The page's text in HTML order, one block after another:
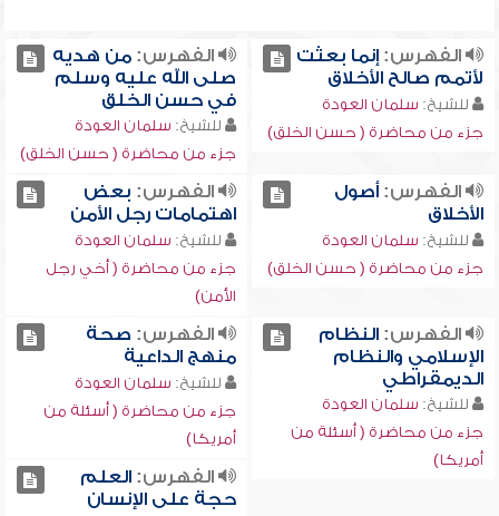
الفهرس:إنما بعثت
لأتمم صالح الأخلاق
للشيخ: سلمان العودة
جزء من محاضرة ( حسن الخلق)
الفهرس:من هديه
صلى الله عليه وسلم
في حسن الخلق
للشيخ: سلمان العودة
جزء من محاضرة ( حسن الخلق)
الفهرس:أصول
الأخلاق
للشيخ: سلمان العودة
جزء من محاضرة ( حسن الخلق)
الفهرس: بعض
اهتمامات رجل الأمن
للشيخ: سلمان العودة
جزء من محاضرة ( أخي رجل
الأمن)
الفهرس:النظام
الإسلامي والنظام
الديمقراطي
للشيخ: سلمان العودة
جزء من محاضرة ( أسئلة من
أمريكا)
الفهرس: صحة
منهج الداعية
للشيخ: سلمان العودة
جزء من محاضرة ( أسئلة من
أمريكا)
الفهرس:العلم
حجة على الإنسان